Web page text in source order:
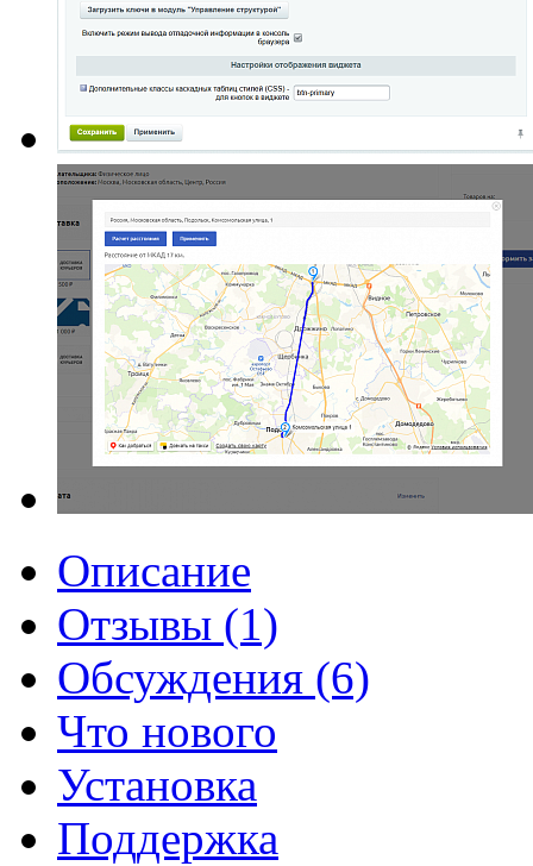
Описание
Отзывы (1)
Обсуждения (6)
Что нового
Установка
Поддержка